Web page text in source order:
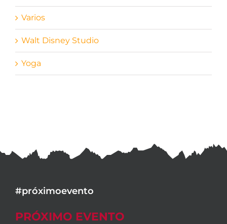
Varios
Walt Disney Studio
Yoga
#próximoevento
PRÓXIMO EVENTO